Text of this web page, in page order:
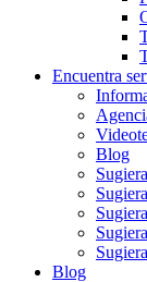
Encuentra
Blog
Blog